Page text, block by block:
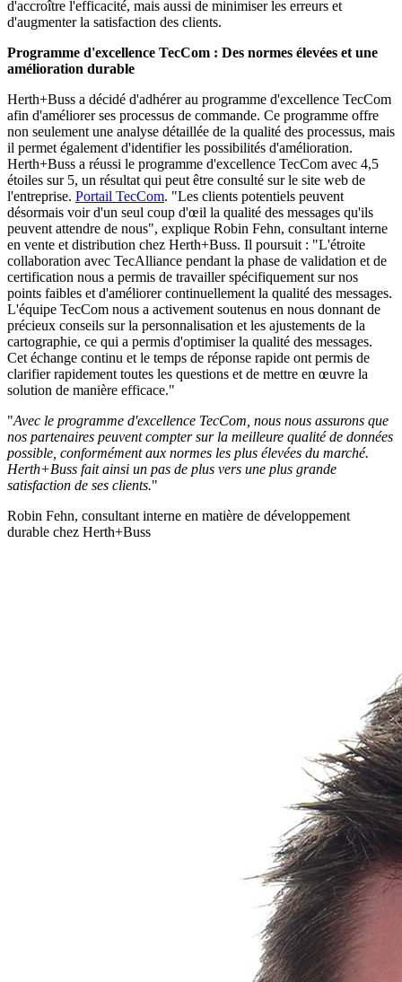
d'accroître l'efficacité, mais aussi de minimiser les erreurs et
d'augmenter la satisfaction des clients.
Programme d'excellence TecCom : Des normes élevées et une
amélioration durable
Herth+Buss a décidé d'adhérer au programme d'excellence TecCom
afin d'améliorer ses processus de commande. Ce programme offre
non seulement une analyse détaillée de la qualité des processus, mais
il permet également d'identifier les possibilités d'amélioration.
Herth+Buss a réussi le programme d'excellence TecCom avec 4,5
étoiles sur 5, un résultat qui peut être consulté sur le site web de
l'entreprise. Portail TecCom. "Les clients potentiels peuvent
désormais voir d'un seul coup d'œil la qualité des messages qu'ils
peuvent attendre de nous", explique Robin Fehn, consultant interne
en vente et distribution chez Herth+Buss. Il poursuit : "L'étroite
collaboration avec TecAlliance pendant la phase de validation et de
certification nous a permis de travailler spécifiquement sur nos
points faibles et d'améliorer continuellement la qualité des messages.
L'équipe TecCom nous a activement soutenus en nous donnant de
précieux conseils sur la personnalisation et les ajustements de la
cartographie, ce qui a permis d'optimiser la qualité des messages.
Cet échange continu et le temps de réponse rapide ont permis de
clarifier rapidement toutes les questions et de mettre en œuvre la
solution de manière efficace."
"Avec le programme d'excellence TecCom, nous nous assurons que
nos partenaires peuvent compter sur la meilleure qualité de données
possible, conformément aux normes les plus élevées du marché.
Herth+Buss fait ainsi un pas de plus vers une plus grande
satisfaction de ses clients."
Robin Fehn, consultant interne en matière de développement
durable chez Herth+Buss